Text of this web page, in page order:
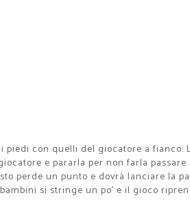
con quelli del giocatore a fianco.
e pararla per non farla
perde un punto e dovrà lanciare la
si stringe un po’ e il gioco